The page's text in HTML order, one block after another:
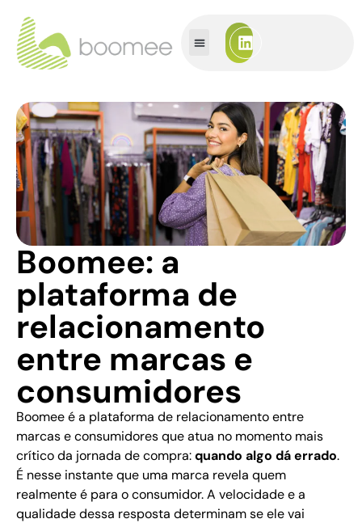
Boomee: a
plataforma de
relacionamento
entre marcas e
consumidores
Boomee é a plataforma de relacionamento entre
marcas e consumidores que atua no momento mais
crítico da jornada de compra:quando algo dá errado.
É nesse instante que uma marca revela quem
realmente é para o consumidor. A velocidade e a
qualidade dessa resposta determinam se ele vai